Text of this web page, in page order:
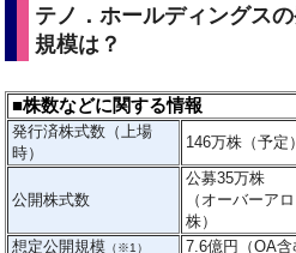
テノ．ホールディングス
規模は？
■株数などに関する情報
発行済株式数（上場
時）
146万株（予定）
公開株式数
公募35万株
（オーバーア
株）
想定公開規模 （※1） 7.6億円（OA含